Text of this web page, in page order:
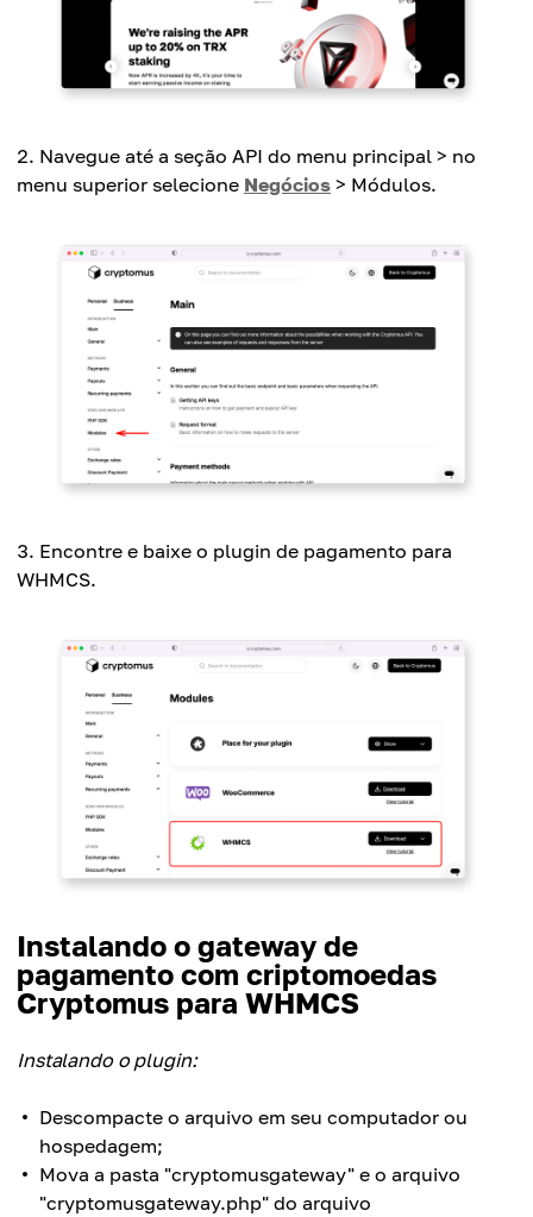
Navegue até a seção API do menu principal > no
menu superior selecione Negócios > Módulos.
Encontre e baixe o plugin de pagamento para
WHMCS.
Instalando o gateway de
pagamento com criptomoedas
Cryptomus para WHMCS
Instalando o plugin:
Descompacte o arquivo em seu computador ou
hospedagem;
Mova a pasta "cryptomusgateway" e o arquivo
"cryptomusgateway.php" do arquivo